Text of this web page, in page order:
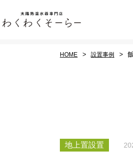
HOME 設置事例
地上置設置